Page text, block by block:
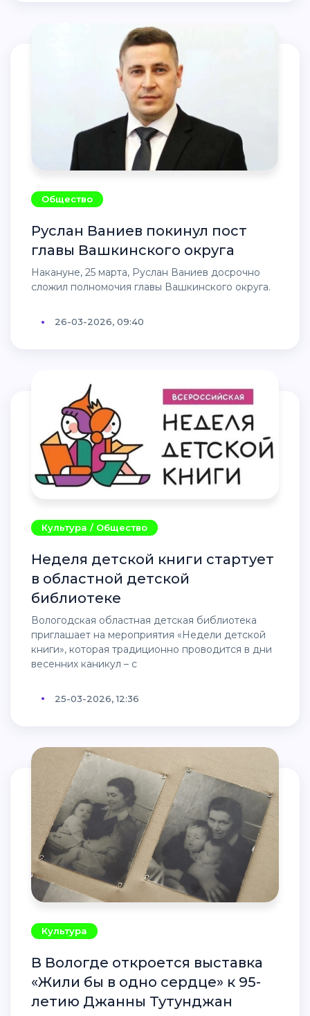
Общество
Руслан Ваниев покинул пост
главы Вашкинского округа
Накануне, 25 марта, Руслан Ваниев досрочно
сложил полномочия главы Вашкинского округа.
26-03-2026, 09:40
Культура / Общество
Неделя детской книги стартует
в областной детской
библиотеке
Вологодская областная детская библиотека
приглашает на мероприятия «Недели детской
книги», которая традиционно проводится в дни
весенних каникул – c
25-03-2026, 12:36
Культура
В Вологде откроется выставка
«Жили бы в одно сердце» к 95-
летию Джанны Тутунджан